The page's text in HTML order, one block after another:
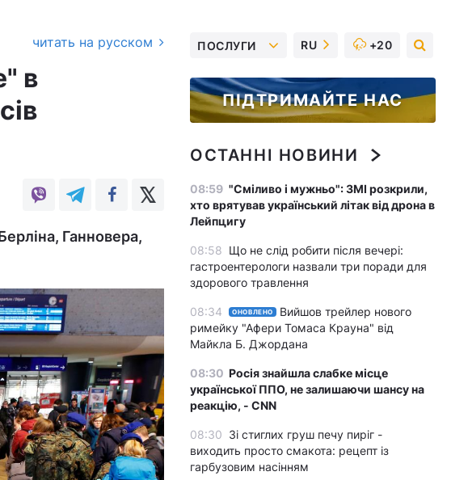
читать на русском
в
Ганновера,
ПОСЛУГИ RU +20
ПІДТРИМАЙТЕ НАС
ОСТАННІ НОВИНИ
08:59 "Сміливо і мужньо": ЗМІ розкрили,
хто врятував український літак від дрона в
Лейпцигу
08:58 Що не слід робити після вечері:
гастроентерологи назвали три поради для
здорового травлення
08:34 ОНОВЛЕНО
Вийшов трейлер нового
римейку "Афери Томаса Крауна" від
Майкла Б. Джордана
08:30 Росія знайшла слабке місце
української ППО, не залишаючи шансу на
реакцію, - CNN
08:30 Зі стиглих груш печу пиріг -
виходить просто смакота: рецепт із
гарбузовим насінням